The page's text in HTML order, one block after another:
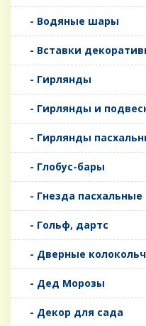
- Водяные шары
- Вставки
- Гирлянды
- Гирлянды и
- Гирлянды
- Глобус-бары
- Гнезда пасхальные
- Гольф, дартс
- Дверные
- Дед Морозы
- Декор для сада